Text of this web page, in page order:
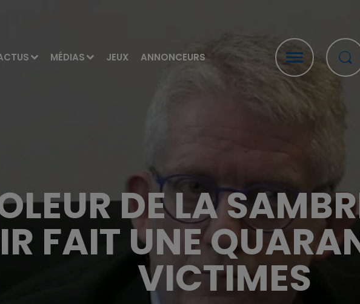
MÉDIAS JEUX ANNONCEURS
DE LA
FAIT UNE
VICTIMES